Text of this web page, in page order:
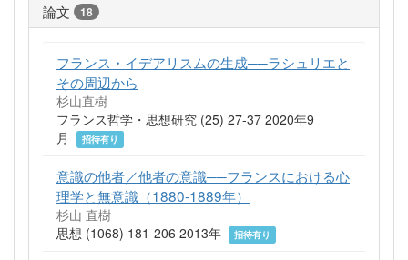
論文 18
フランス・イデアリスムの生成──ラシュリエと
その周辺から
杉山直樹
フランス哲学・思想研究 (25) 27-37 2020年9
月
招待有り
意識の他者／他者の意識──フランスにおける心
理学と無意識（1880-1889年）
杉山 直樹
思想 (1068) 181-206 2013年
招待有り